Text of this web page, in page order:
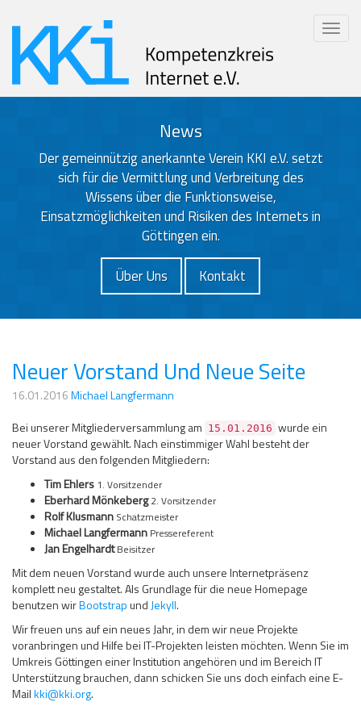
News
Der gemeinnützig anerkannte Verein KKI e.V. setzt
sich für die Vermittlung und Verbreitung des
Wissens über die Funktionsweise,
Einsatzmöglichkeiten und Risiken des Internets in
Göttingen ein.
Über Uns
Kontakt
Neuer Vorstand Und Neue Seite
16.01.2016Michael Langfermann
Bei unserer Mitgliederversammlung am 15.01.2016 wurde ein
neuer Vorstand gewählt. Nach einstimmiger Wahl besteht der
Vorstand aus den folgenden Mitgliedern:
Tim Ehlers 1. Vorsitzender
Eberhard Mönkeberg 2. Vorsitzender
Rolf Klusmann Schatzmeister
Michael Langfermann Pressereferent
Jan Engelhardt Beisitzer
Mit dem neuen Vorstand wurde auch unsere Internetpräsenz
komplett neu gestaltet. Als Grundlage für die neue Homepage
benutzen wirBootstrapund Jekyll.
Wir freuen uns auf ein neues Jahr, in dem wir neue Projekte
voranbringen und Hilfe bei IT-Projekten leisten möchten. Wenn Sie im
Umkreis Göttingen einer Institution angehören und im Bereich IT
Unterstützung brauchen, dann schicken Sie uns doch einfach eine E-
Mailkki@kki.org.